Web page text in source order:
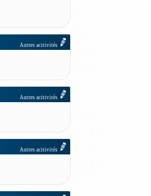
Autres acitivités
Autres acitivités
Autres acitivités